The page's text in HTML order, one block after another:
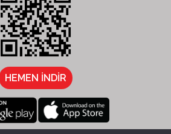
HEMEN İNDİR